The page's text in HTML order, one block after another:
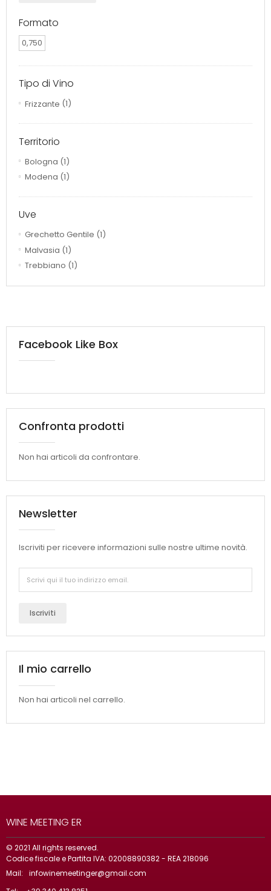
Formato
0,750
Tipo di Vino
Frizzante (1)
Territorio
Bologna (1)
Modena (1)
Uve
Grechetto Gentile (1)
Malvasia (1)
Trebbiano (1)
Facebook Like Box
Confronta prodotti
Non hai articoli da confrontare.
Newsletter
Iscriviti per ricevere informazioni sulle nostre ultime novità.
Iscriviti
Il mio carrello
Non hai articoli nel carrello.
WINE MEETING ER
© 2021 All rights reserved.
Codice fiscale e Partita IVA: 02008890382 - REA 218096
Mail:
infowinemeetinger@gmail.com